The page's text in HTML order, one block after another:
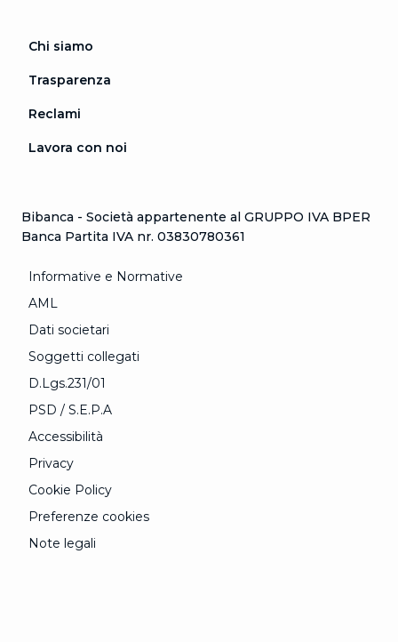
Chi siamo
Trasparenza
Reclami
Lavora con noi
Bibanca - Società appartenente al GRUPPO IVA BPER
Banca Partita IVA nr. 03830780361
Informative e Normative
AML
Dati societari
Soggetti collegati
D.Lgs.231/01
PSD / S.E.P.A
Accessibilità
Privacy
Cookie Policy
Preferenze cookies
Note legali